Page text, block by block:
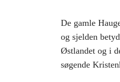
De gamle
og sjelden
Østlandet og i
søgende